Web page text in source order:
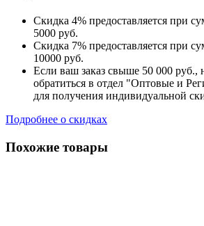
Скидка 4% предоставляется при
5000 руб.
Скидка 7% предоставляется при
10000 руб.
Если ваш заказ свыше 50 000 руб.,
обратиться в отдел "Оптовые и
для получения индивидуальной
Подробнее о скидках
Похожие товары